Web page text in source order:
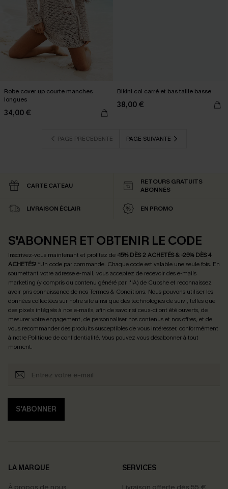
Robe cover up courte manches
longues
34,00 €
Bikini col carré et bas taille basse
38,00 €
PAGE PRÉCÉDENTE PAGE SUIVANTE
CARTE CATEAU
RETOURS GRATUITS
ABONNÉS
LIVRAISON ÉCLAIR EN PROMO
S'ABONNER ET OBTENIR LE CODE
Inscrivez-vous maintenant et profitez de -15% DÈS 2 ACHETÉS & -25% DÈS 4
ACHETÉS! *Un code par commande. Chaque code est valable une seule fois. En
soumettant votre adresse e-mail, vous acceptez de recevoir des e-mails
marketing (y compris du contenu généré par l'IA) de Cupshe et reconnaissez
avoir pris connaissance de nosTermes & Conditions. Nous pouvons utiliser les
données collectées sur notre site ainsi que des technologies de suivi, telles que
des pixels intégrés à nos e-mails, afin de savoir si ceux-ci ont été ouverts, de
mesurer votre engagement, de personnaliser nos contenus et nos offres, et de
vous recommander des produits susceptibles de vous intéresser, conformément
à notre Politique de confidentialité. Vous pouvez vous désabonner à tout
moment.
S'ABONNER
LA MARQUE
SERVICES